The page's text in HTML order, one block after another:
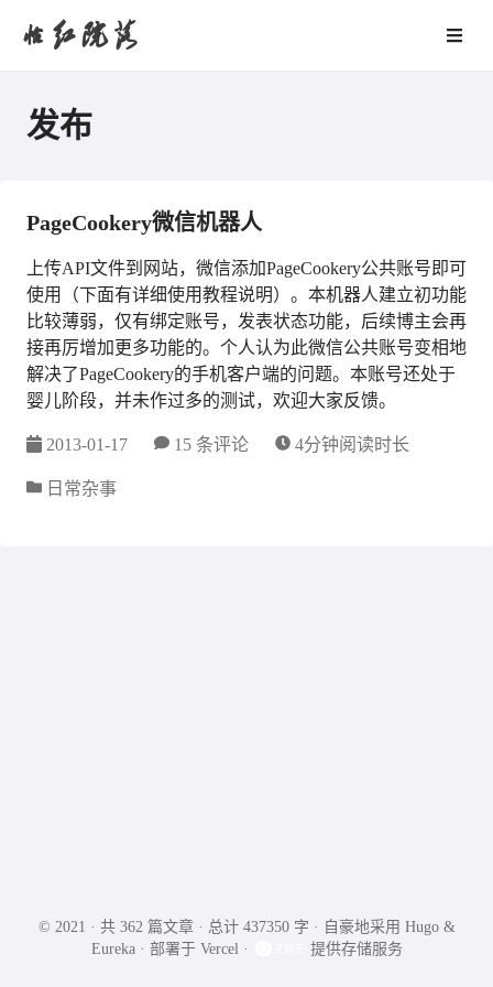
怡红院落
发布
PageCookery微信机器人
上传API文件到网站，微信添加PageCookery公共账号即可
使用（下面有详细使用教程说明）。本机器人建立初功能
比较薄弱，仅有绑定账号，发表状态功能，后续博主会再
接再厉增加更多功能的。个人认为此微信公共账号变相地
解决了PageCookery的手机客户端的问题。本账号还处于
婴儿阶段，并未作过多的测试，欢迎大家反馈。
2013-01-17 15 条评论 4分钟阅读时长
日常杂事
© 2021 · 共 362 篇文章· 总计 437350 字 · 自豪地采用 Hugo&
Eureka · 部署于 Vercel · 提供存储服务